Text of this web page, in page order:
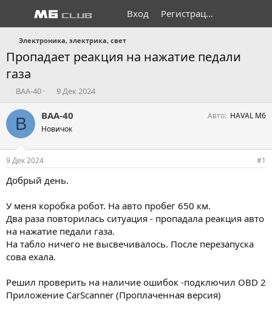
Вход Регистрация
Электроника, электрика, свет
Пропадает реакция на нажатие педали
газа
А
т
о
т
е
м
ы
BAA-40
Д
т
н
а
л
9 Дек 2024
B BAA-40
Новичок
Авто HAVAL M6
9 Дек 2024 #1
Добрый день.
У меня коробка робот. На авто пробег 650 км.
Два раза повторилась ситуация - пропадала реакция авто
на нажатие педали газа.
На табло ничего не высвечивалось. После перезапуска
сова ехала.
Решил проверить на наличие ошибок -подключил OBD 2
Приложение CarScanner (Проплаченная версия)